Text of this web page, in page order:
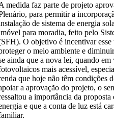
medida faz parte de projeto
para permitir a
de sistema de energia
para moradia, feito pelo
O objetivo é incentivar
o meio ambiente e
ainda que a nova lei, quando
mais acessível,
que hoje não têm condições
a aprovação do projeto, o
a importância da
e que a conta de luz está